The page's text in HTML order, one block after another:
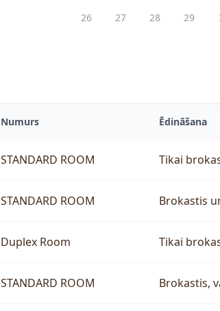
26 27 28 29
Numurs Ēdināšana
STANDARD ROOM Tikai
STANDARD ROOM Brokastis
Duplex Room Tikai
STANDARD ROOM Brokastis,